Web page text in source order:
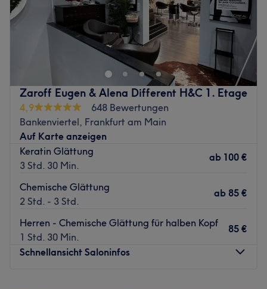
Zaroff Eugen & Alena Different H&C 1. Etage
4,9
648 Bewertungen
Bankenviertel, Frankfurt am Main
Auf Karte anzeigen
Keratin Glättung
3 Std. 30 Min.
ab 100 €
Chemische Glättung
2 Std. - 3 Std.
ab 85 €
Herren - Chemische Glättung für halben Kopf
1 Std. 30 Min.
85 €
Schnellansicht Saloninfos